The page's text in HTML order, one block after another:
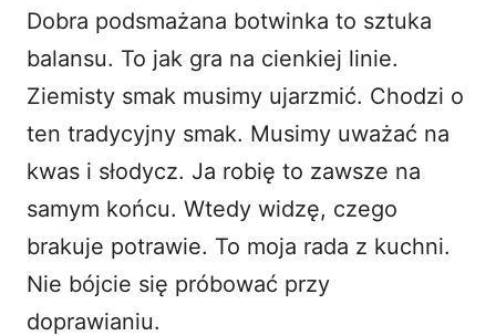
Dobra podsmażana botwinka to sztuka
balansu. To jak gra na cienkiej linie.
Ziemisty smak musimy ujarzmić. Chodzi o
ten tradycyjny smak. Musimy uważać na
kwas i słodycz. Ja robię to zawsze na
samym końcu. Wtedy widzę, czego
brakuje potrawie. To moja rada z kuchni.
Nie bójcie się próbować przy
doprawianiu.